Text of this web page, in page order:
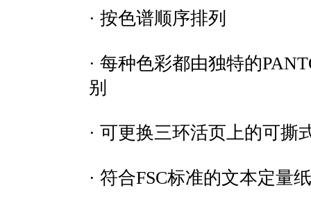
· 按色谱顺序排列
· 每种色彩都由独特的
别
· 可更换三环活页上的可撕
· 符合FSC标准的文本定量